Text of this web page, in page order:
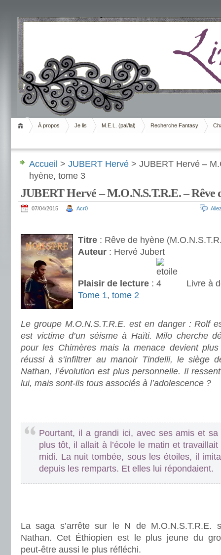
Livrement
À propos Je lis M.E.L. (pal/lal) Recherche Fantasy
Accueil > JUBERT Hervé > JUBERT Hervé –
hyène, tome 3
JUBERT Hervé – M.O.N.S.T.R.E. – Rêve
07/04/2015 Acr0
Titre : Rêve de hyène
Auteur : Hervé Jubert
Plaisir de lecture :
Livre à
Tome 1, tome 2
Le groupe M.O.N.S.T.R.E. est en danger : Rolf
est victime d’un séisme à Haïti. Milo cherche
pour les Chimères mais la menace devient
réussi à s’infiltrer au manoir Tindelli, le siège
Nathan, l’évolution est plus personnelle. Il
lui, mais sont-ils tous associés à l’adolescence ?
Pourtant, il a grandi ici, avec ses amis et sa
plus tôt, il allait à l’école le matin et
midi. La nuit tombée, sous les étoiles, il
depuis les remparts. Et elles lui répondaient.
La saga s’arrête sur le N de M.O.N.S.T.R.E.
Nathan. Cet Éthiopien est le plus jeune du
peut-être aussi le plus réfléchi.